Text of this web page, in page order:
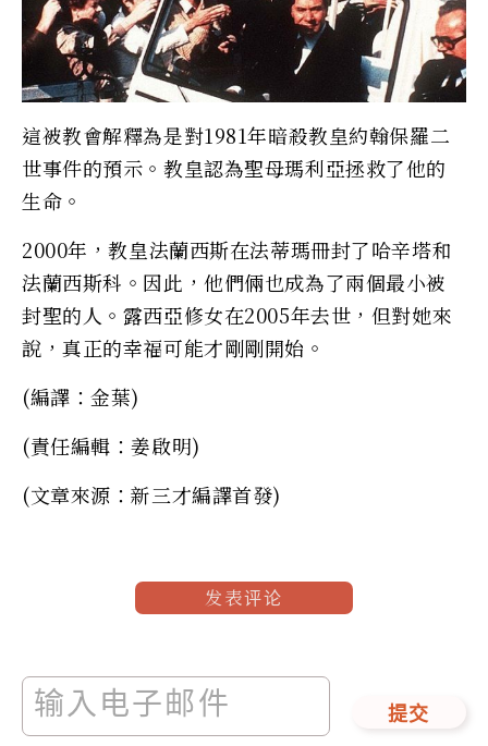
這被教會解釋為是對1981年暗殺教皇約翰保羅二
世事件的預示。教皇認為聖母瑪利亞拯救了他的
生命。
2000年，教皇法蘭西斯在法蒂瑪冊封了哈辛塔和
法蘭西斯科。因此，他們倆也成為了兩個最小被
封聖的人。露西亞修女在2005年去世，但對她來
說，真正的幸福可能才剛剛開始。
(編譯：金葉)
(責任編輯：姜啟明)
(文章來源：新三才編譯首發)
发表评论
提交